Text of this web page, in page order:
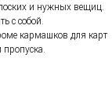
и нужных вещиц.
с собой.
кармашков для карт